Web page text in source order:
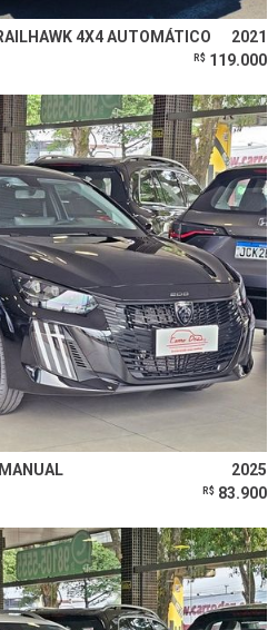
4X4 AUTOMÁTICO 2021
R$ 119.000
2025
R$ 83.900